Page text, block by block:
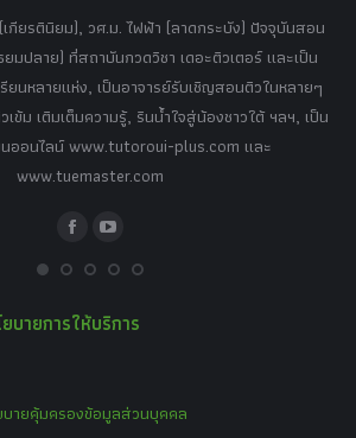
กียรตินิยม), วศ.ม. ไฟฟ้า (ลาดกระบัง) ปัจจุบันสอน
มปลาย) ที่สถาบันกวดวิชา เดอะติวเตอร์ และเป็น
ยนหลายแห่ง, เป็นอาจารย์รับเชิญสอนติวในหลายๆ
เข้ม เติมเต็มความรู้, รินน้ำใจสู่น้องชาวใต้ ฯลฯ, เป็น
นออนไลน์ www.tutoroui-plus.com และ
www.tuemaster.com
FacebookYouTube
บายการให้บริการ
บายคุ้มครองข้อมูลส่วนบุคคล